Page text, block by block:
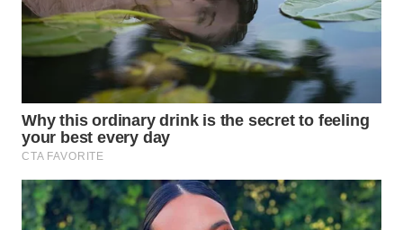
BOGOR
WN
TAPANULI
WN